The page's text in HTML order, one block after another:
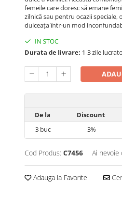
femeile care doresc să emane
zilnică sau pentru ocazii
dulceața într-un mod
IN STOC
Durata de livrare: 1-3 zile
De la
Discount
3buc -3%
Cod Produs: C7456 Ai nevoie
Adauga la Favorite